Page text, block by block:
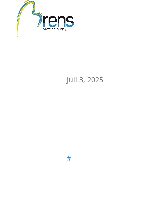
Juil 3, 2025
#
Panneau de gestion des cookies